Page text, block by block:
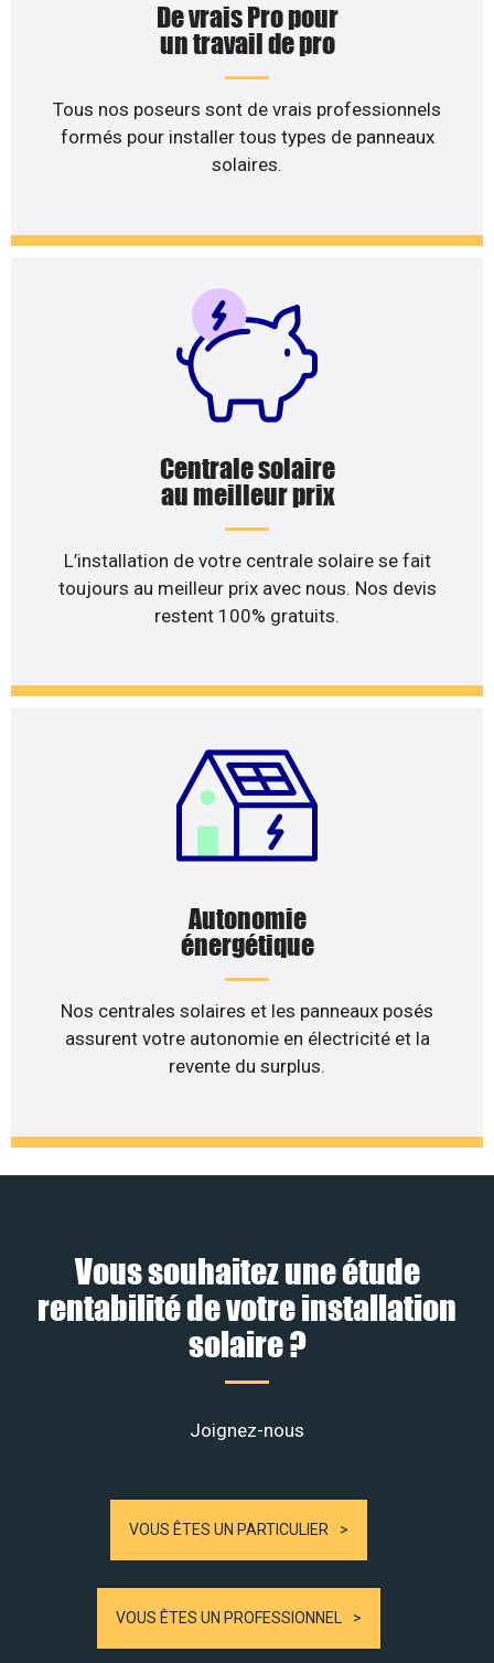
De vrais Pro pour
un travail de pro
Tous nos poseurs sont de vrais professionnels
formés pour installer tous types de panneaux
solaires.
Centrale solaire
au meilleur prix
L’installation de votre centrale solaire se fait
toujours au meilleur prix avec nous. Nos devis
restent 100% gratuits.
Autonomie
énergétique
Nos centrales solaires et les panneaux posés
assurent votre autonomie en électricité et la
revente du surplus.
Vous souhaitez une étude
rentabilité de votre installation
solaire ?
Joignez-nous
VOUS ÊTES UN PARTICULIER
VOUS ÊTES UN PROFESSIONNEL